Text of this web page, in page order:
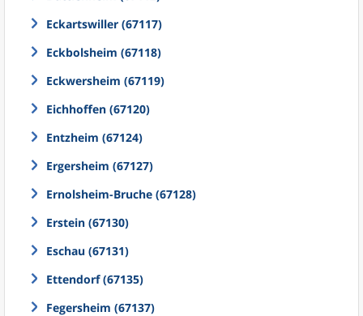
Eckartswiller (67117)
Eckbolsheim (67118)
Eckwersheim (67119)
Eichhoffen (67120)
Entzheim (67124)
Ergersheim (67127)
Ernolsheim-Bruche (67128)
Erstein (67130)
Eschau (67131)
Ettendorf (67135)
Fegersheim (67137)